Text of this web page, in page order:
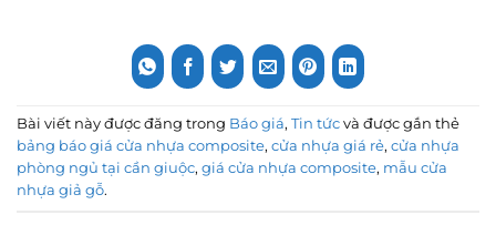
Bài viết này được đăng trong Báo giá, Tin tức và được gắn thẻ
bảng báo giá cửa nhựa composite, cửa nhựa giá rẻ, cửa nhựa
phòng ngủ tại cần giuộc, giá cửa nhựa composite, mẫu cửa
nhựa giả gỗ.